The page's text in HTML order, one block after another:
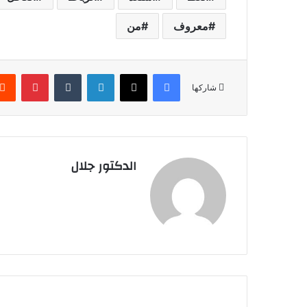
معروف من
شاركها
فيسبوك X لينكدإن
الدكتور جلال